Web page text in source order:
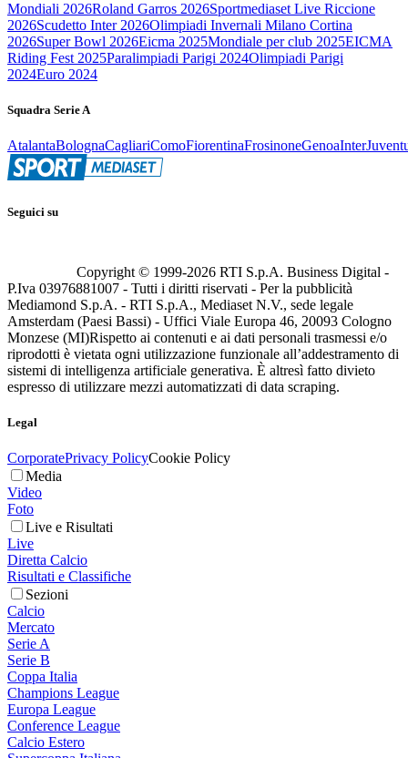
Mondiali 2026Roland Garros 2026Sportmediaset Live Riccione
2026Scudetto Inter 2026Olimpiadi Invernali Milano Cortina
2026Super Bowl 2026Eicma 2025Mondiale per club 2025EICMA
Riding Fest 2025Paralimpiadi Parigi 2024Olimpiadi Parigi
2024Euro 2024
Squadra Serie A
AtalantaBolognaCagliariComoFiorentinaFrosinoneGenoaInter
Seguici su
Copyright © 1999-2026 RTI S.p.A. Business Digital -
P.Iva 03976881007 - Tutti i diritti riservati - Per la pubblicità
Mediamond S.p.A. - RTI S.p.A., Mediaset N.V., sede legale
Amsterdam (Paesi Bassi) - Uffici Viale Europa 46, 20093 Cologno
Monzese (MI)Rispetto ai contenuti e ai dati personali trasmessi e/o
riprodotti è vietata ogni utilizzazione funzionale all’addestramento di
sistemi di intelligenza artificiale generativa. È altresì fatto divieto
espresso di utilizzare mezzi automatizzati di data scraping.
Legal
CorporatePrivacy PolicyCookie Policy
Media
Video
Foto
Live e Risultati
Live
Diretta Calcio
Risultati e Classifiche
Sezioni
Calcio
Mercato
Serie A
Serie B
Coppa Italia
Champions League
Europa League
Conference League
Calcio Estero